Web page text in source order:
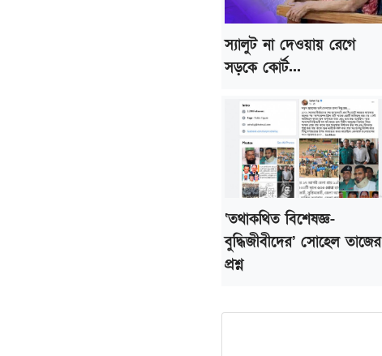
স্যালুট না দেওয়ায় রেগে
সড়কে কোর্ট...
‘তথাকথিত বিশেষজ্ঞ-
বুদ্ধিজীবীদের’ সোহেল তাজের
প্রশ্ন